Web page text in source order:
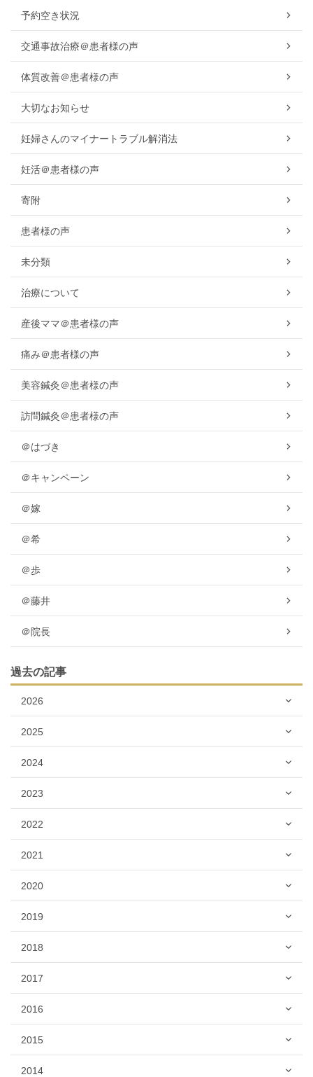
予約空き状況
交通事故治療＠患者様の声
体質改善＠患者様の声
大切なお知らせ
妊婦さんのマイナートラブル解消法
妊活＠患者様の声
寄附
患者様の声
未分類
治療について
産後ママ＠患者様の声
痛み＠患者様の声
美容鍼灸＠患者様の声
訪問鍼灸＠患者様の声
＠はづき
＠キャンペーン
＠嫁
＠希
＠歩
＠藤井
＠院長
過去の記事
2026
2025
2024
2023
2022
2021
2020
2019
2018
2017
2016
2015
2014